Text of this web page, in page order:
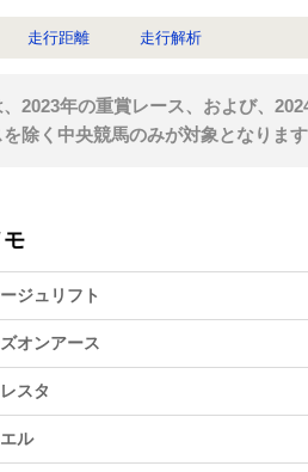
走行距離 走行解析
2023年の重賞レース、および、
除く中央競馬のみが対象となります
ジュリフト
オンアース
スタ
ル